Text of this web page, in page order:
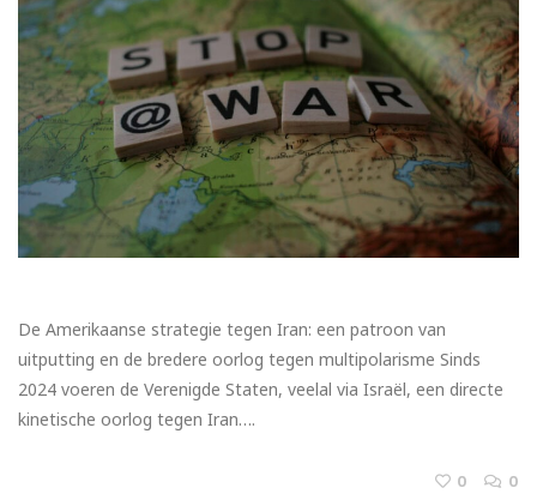
De Amerikaanse strategie tegen Iran: een patroon van
uitputting en de bredere oorlog tegen multipolarisme Sinds
2024 voeren de Verenigde Staten, veelal via Israël, een directe
kinetische oorlog tegen Iran….
0 0